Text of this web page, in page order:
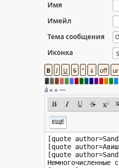
Имя
Имейл
Тема сообщения
Иконка
á« »—
ЕЩЁ